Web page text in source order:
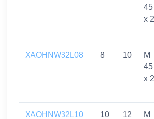
45
x 2
XAOHNW32L08 8 10
M
45
x 2
XAOHNW32L10 10 12
M